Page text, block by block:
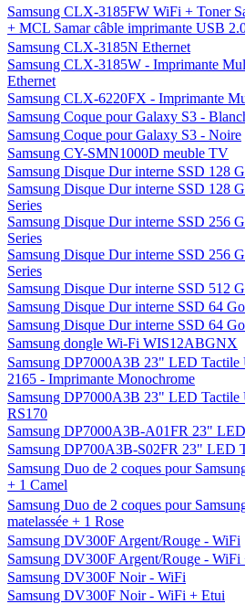
Samsung CLX-3185FW WiFi + Toner
+ MCL Samar câble imprimante USB
Samsung CLX-3185N Ethernet
Samsung CLX-3185W - Imprimante
Ethernet
Samsung CLX-6220FX - Imprimante
Samsung Coque pour Galaxy S3 -
Samsung Coque pour Galaxy S3 - Noire
Samsung CY-SMN1000D meuble TV
Samsung Disque Dur interne SSD 128
Samsung Disque Dur interne SSD 128
Series
Samsung Disque Dur interne SSD 256
Series
Samsung Disque Dur interne SSD 256
Series
Samsung Disque Dur interne SSD 512
Samsung Disque Dur interne SSD 64
Samsung Disque Dur interne SSD 64
Samsung dongle Wi-Fi WIS12ABGNX
Samsung DP7000A3B 23" LED
2165 - Imprimante Monochrome
Samsung DP7000A3B 23" LED Tactile
RS170
Samsung DP7000A3B-A01FR 23"
Samsung DP700A3B-S02FR 23" LED
Samsung Duo de 2 coques pour
+ 1 Camel
Samsung Duo de 2 coques pour
matelassée + 1 Rose
Samsung DV300F Argent/Rouge - WiFi
Samsung DV300F Argent/Rouge - WiFi
Samsung DV300F Noir - WiFi
Samsung DV300F Noir - WiFi + Etui